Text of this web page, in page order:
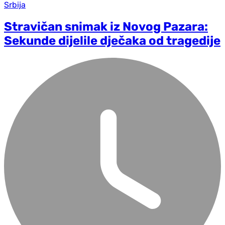
Srbija
Stravičan snimak iz Novog Pazara:
Sekunde dijelile dječaka od tragedije